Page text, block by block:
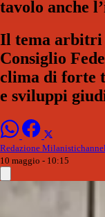
tavolo anche
Il tema arbitri
Consiglio
clima di forte
e sviluppi
Redazione
10 maggio - 10:15